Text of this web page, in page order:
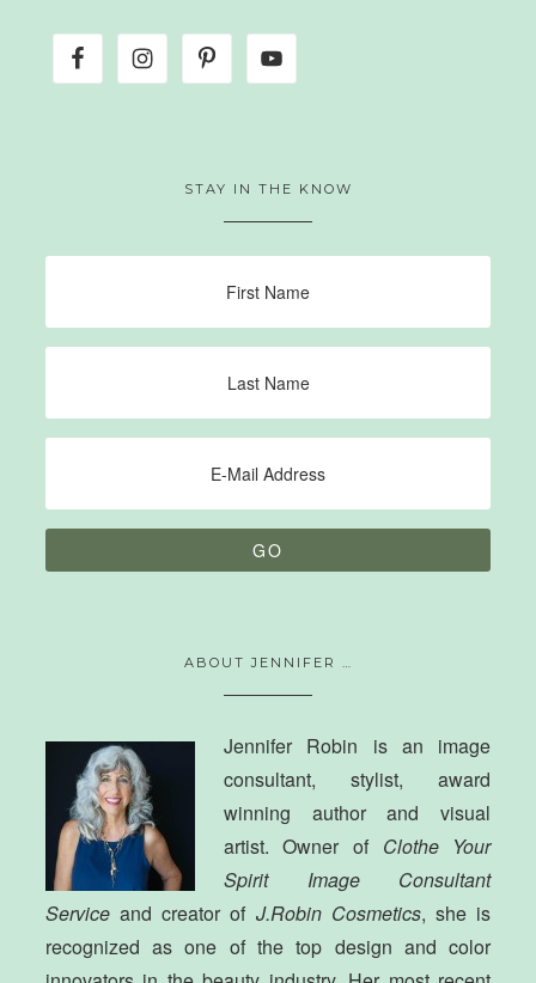
STAY IN THE KNOW
ABOUT JENNIFER …
Jennifer Robin is an image
consultant, stylist, award
winning author and visual
artist. Owner of Clothe Your
Spirit Image Consultant
Serviceand creator of J.Robin Cosmetics, she is
recognized as one of the top design and color